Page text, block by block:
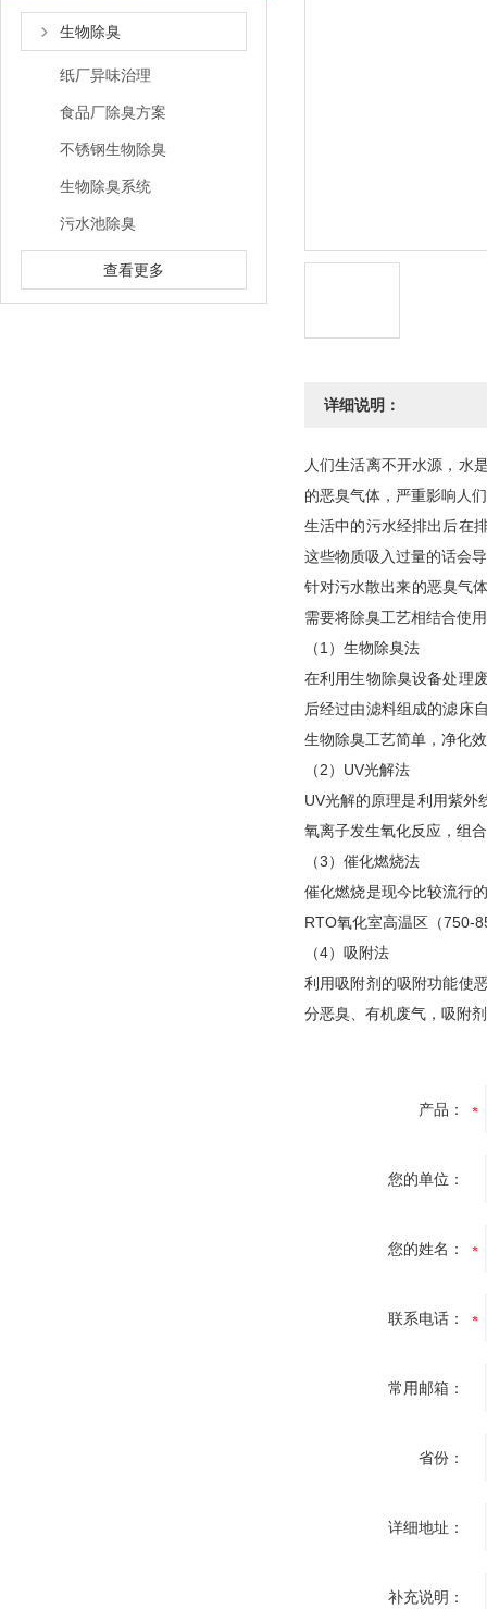
生物除臭
纸厂异味治理
食品厂除臭方案
不锈钢生物除臭
生物除臭系统
污水池除臭
查看更多
详细说明：
人们生活离不开水源，水
的恶臭气体，严重影响人
生活中的污水经排出后在
这些物质吸入过量的话会
针对污水散出来的恶臭气
需要将除臭工艺相结合使
（1）生物除臭法
在利用生物除臭设备处理
后经过由滤料组成的滤床
生物除臭工艺简单，净化
（2）UV光解法
UV光解的原理是利用紫外
氧离子发生氧化反应，组
（3）催化燃烧法
催化燃烧是现今比较流行
RTO氧化室高温区（750-
（4）吸附法
利用吸附剂的吸附功能使
分恶臭、有机废气，吸附
产品：
您的单位：
您的姓名：
联系电话：
常用邮箱：
省份：
详细地址：
补充说明：